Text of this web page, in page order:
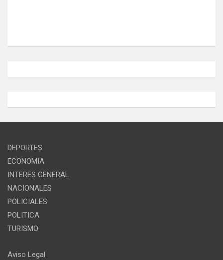
DEPORTES
ECONOMIA
INTERES GENERAL
NACIONALES
POLICIALES
POLITICA
TURISMO
Aviso Legal